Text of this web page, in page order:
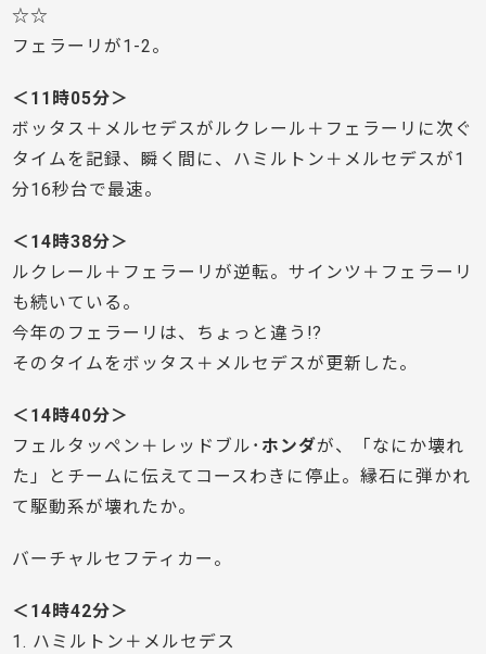
☆☆
フェラーリが1-2。
＜11時05分＞
ボッタス＋メルセデスがルクレール＋フェラーリに次ぐ
タイムを記録、瞬く間に、ハミルトン＋メルセデスが1
分16秒台で最速。
＜14時38分＞
ルクレール＋フェラーリが逆転。サインツ＋フェラーリ
も続いている。
今年のフェラーリは、ちょっと違う!?
そのタイムをボッタス＋メルセデスが更新した。
＜14時40分＞
フェルタッペン＋レッドブル･ ホンダが、「なにか壊れ
た」とチームに伝えてコースわきに停止。縁石に弾かれ
て駆動系が壊れたか。
バーチャルセフティカー。
＜14時42分＞
1. ハミルトン＋メルセデス